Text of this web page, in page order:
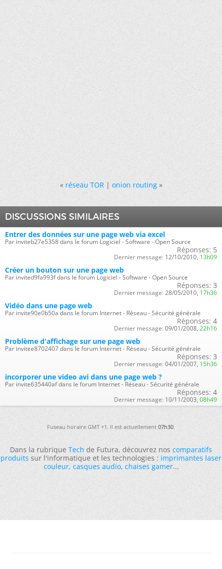
« réseau TOR|onion routing »
DISCUSSIONS SIMILAIRES
Entrer des données sur une page web via excel
Par inviteb27e5358 dans le forum Logiciel - Software - Open Source
Réponses: 5
Dernier message: 12/10/2010, 13h09
Créer un bouton sur une page web
Par invited9fa993f dans le forum Logiciel - Software - Open Source
Réponses: 3
Dernier message: 28/05/2010, 17h36
Vidéo dans une page web
Par invite90e0b50a dans le forum Internet - Réseau - Sécurité générale
Réponses: 4
Dernier message: 09/01/2008, 22h16
Problème d'affichage sur une page web
Par invitee8702407 dans le forum Internet - Réseau - Sécurité générale
Réponses: 3
Dernier message: 04/01/2007, 15h36
incorporer une video avi dans une page web ?
Par invite635440af dans le forum Internet - Réseau - Sécurité générale
Réponses: 4
Dernier message: 10/11/2003, 08h49
Fuseau horaire GMT +1. Il est actuellement07h30.
Dans la rubriqueTechde Futura, découvrez noscomparatifs
produitssur l'informatique et les technologies :imprimantes laser
couleur,casques audio,chaises gamer...